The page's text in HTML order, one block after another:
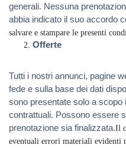
generali. Nessuna
abbia indicato il suo accordo
salvare e stampare le presenti
Offerte
Tutti i nostri annunci, pagine
fede e sulla base dei dati
sono presentate solo a scopo
contrattuali. Possono essere
prenotazione sia finalizzata.Il
eventuali errori materiali evidenti